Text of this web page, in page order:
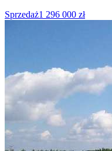
Sprzedaż1 296 000 zł